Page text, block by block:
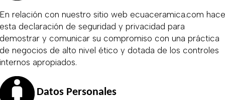
relación con nuestro sitio web ecuaceramica.com hace
declaración de seguridad y privacidad para
y comunicar su compromiso con una práctica
negocios de alto nivel ético y dotada de los controles
apropiados.
Datos Personales